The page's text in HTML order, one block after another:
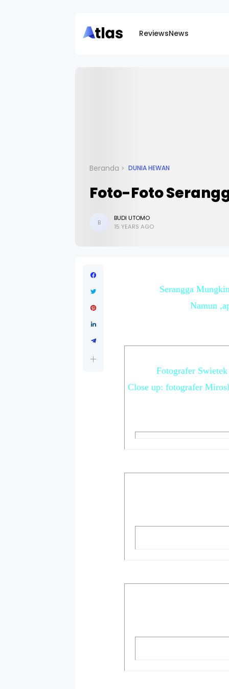
ReviewsNews
Beranda DUNIA HEWAN
Foto-Foto
B
BUDI UTOMO
15 YEARS AGO
Serangga
Namun
Fotografer
Close up: fotografer